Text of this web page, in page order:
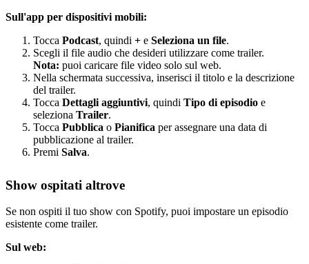
Sull'app per dispositivi mobili:
Tocca Podcast, quindi + e Seleziona un file.
Scegli il file audio che desideri utilizzare come trailer.
Nota: puoi caricare file video solo sul web.
Nella schermata successiva, inserisci il titolo e la descrizione
del trailer.
Tocca Dettagli aggiuntivi, quindi Tipo di episodio e
seleziona Trailer.
Tocca Pubblica o Pianifica per assegnare una data di
pubblicazione al trailer.
Premi Salva.
Show ospitati altrove
Se non ospiti il tuo show con Spotify, puoi impostare un episodio
esistente come trailer.
Sul web: